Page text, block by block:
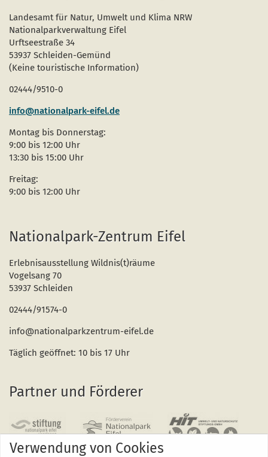
Landesamt für Natur, Umwelt und Klima NRW
Nationalparkverwaltung Eifel
Urftseestraße 34
53937 Schleiden-Gemünd
(Keine touristische Information)
02444/9510-0
info@nationalpark-eifel.de
Montag bis Donnerstag:
9:00 bis 12:00 Uhr
13:30 bis 15:00 Uhr
Freitag:
9:00 bis 12:00 Uhr
Nationalpark-Zentrum Eifel
Erlebnisausstellung Wildnis(t)räume
Vogelsang 70
53937 Schleiden
02444/91574-0
info@nationalparkzentrum-eifel.de
Täglich geöffnet: 10 bis 17 Uhr
Partner und Förderer
Verwendung von Cookies